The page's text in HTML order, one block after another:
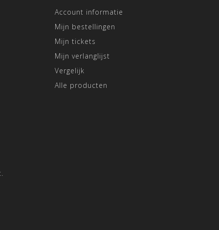
Account informatie
Mijn bestellingen
Mijn tickets
Mijn verlanglijst
Vergelijk
Alle producten